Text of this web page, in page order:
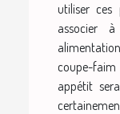
utiliser ces
associer
coupe-
appétit